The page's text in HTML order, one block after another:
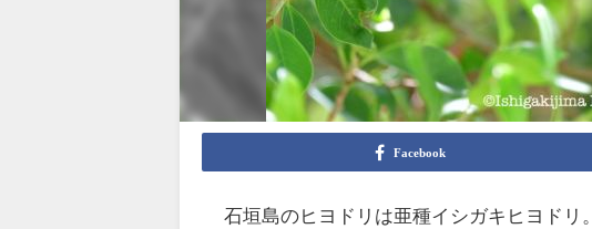
Facebook
石垣島のヒヨドリは亜種イシガキヒヨドリ。